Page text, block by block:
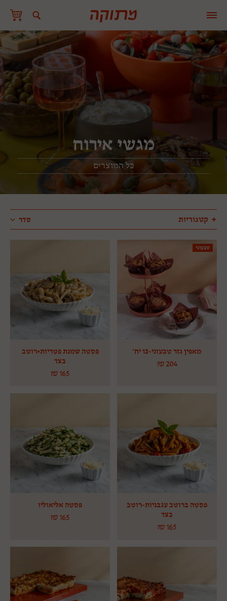
מגשי אירוח
כל המוצרים
+ קטגוריות סדר
טבעוני
מאפין גזר טבעוני-12 יח'
₪ 204
פסטה שמנת פטריות+רוטב
בצד
₪ 165
פסטה ברוטב עגבניות-רוטב
בצד
₪ 165
פסטה אליאוליו
₪ 165